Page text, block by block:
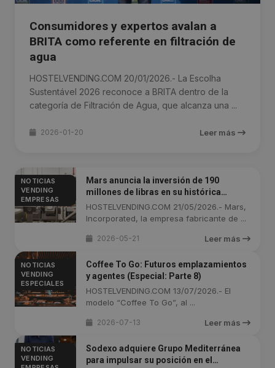
Consumidores y expertos avalan a
BRITA como referente en filtración de
agua
HOSTELVENDING.COM 20/01/2026.- La Escolha
Sustentável 2026 reconoce a BRITA dentro de la
categoría de Filtración de Agua, que alcanza una ...
2026-01-20 Leer más
NOTICIAS
VENDING
EMPRESAS
Mars anuncia la inversión de 190
millones de libras en su histórica
fábrica de chocolate en Reino Unido
HOSTELVENDING.COM 21/05/2026.- Mars,
Incorporated, la empresa fabricante de ...
2026-05-21 Leer más
NOTICIAS
VENDING
ESPECIALES
Coffee To Go: Futuros emplazamientos
y agentes (Especial: Parte 8)
HOSTELVENDING.COM 13/07/2026.- El
modelo “Coffee To Go”, al ...
2026-07-13 Leer más
NOTICIAS
VENDING
Sodexo adquiere Grupo Mediterránea
para impulsar su posición en el